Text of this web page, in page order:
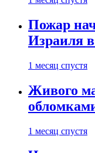
Пожар
Израиля
1 месяц спустя
Живого
1 месяц спустя